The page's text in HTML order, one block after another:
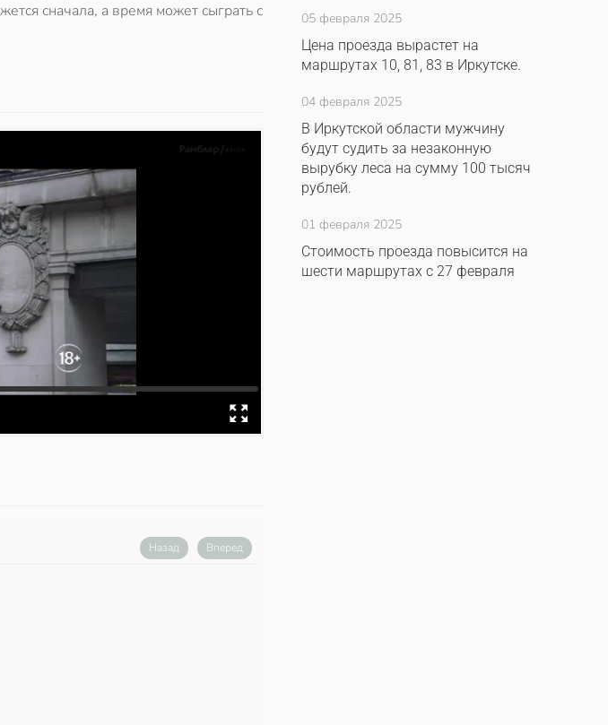
сначала, а время может сыграть с
Назад Вперед
05 февраля 2025
Цена проезда вырастет на
маршрутах 10, 81, 83 в Иркутске.
04 февраля 2025
В Иркутской области мужчину
будут судить за незаконную
вырубку леса на сумму 100 тысяч
рублей.
01 февраля 2025
Стоимость проезда повысится на
шести маршрутах с 27 февраля